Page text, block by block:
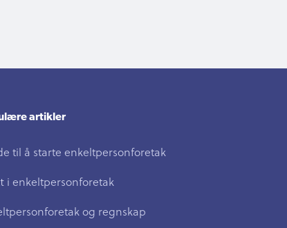
artikler
til å starte enkeltpersonforetak
i enkeltpersonforetak
og regnskap